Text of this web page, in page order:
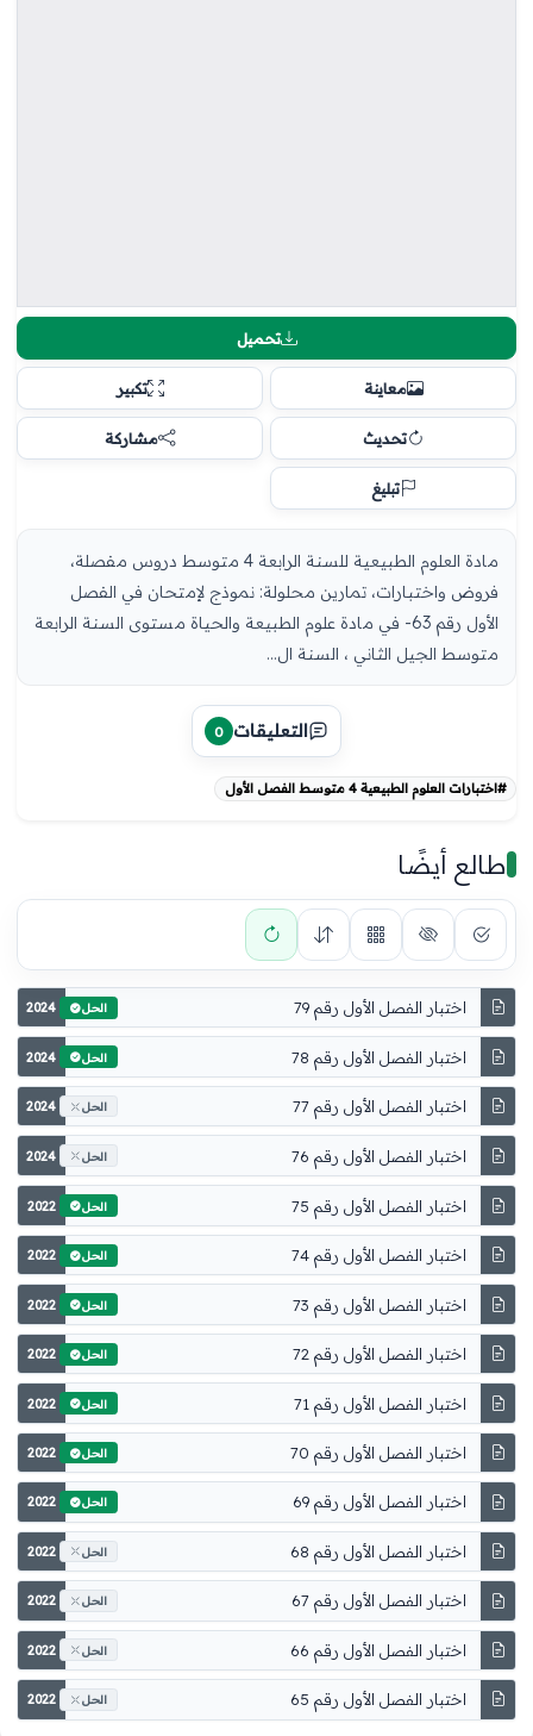
تحميل
معاينة تكبير
تحديث مشاركة
تبليغ
مادة العلوم الطبيعية للسنة الرابعة 4 متوسط دروس مفصلة،
فروض واختبارات، تمارين محلولة: نموذج لإمتحان في الفصل
الأول رقم 63- في مادة علوم الطبيعة والحياة مستوى السنة الرابعة
متوسط الجيل الثاني ، السنة ال...
التعليقات 0
#اختبارات العلوم الطبيعية 4 متوسط الفصل الأول
طالع أيضًا
اختبار الفصل الأول رقم 79 2024 الحل
اختبار الفصل الأول رقم 78 2024 الحل
اختبار الفصل الأول رقم 77 2024 الحل
اختبار الفصل الأول رقم 76 2024 الحل
اختبار الفصل الأول رقم 75 2022 الحل
اختبار الفصل الأول رقم 74 2022 الحل
اختبار الفصل الأول رقم 73 2022 الحل
اختبار الفصل الأول رقم 72 2022 الحل
اختبار الفصل الأول رقم 71 2022 الحل
اختبار الفصل الأول رقم 70 2022 الحل
اختبار الفصل الأول رقم 69 2022 الحل
اختبار الفصل الأول رقم 68 2022 الحل
اختبار الفصل الأول رقم 67 2022 الحل
اختبار الفصل الأول رقم 66 2022 الحل
اختبار الفصل الأول رقم 65 2022 الحل